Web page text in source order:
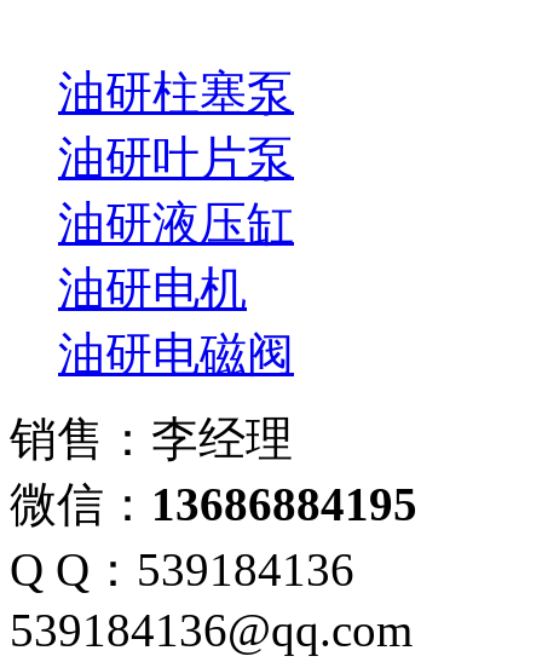
油研柱塞泵
油研叶片泵
油研液压缸
油研电机
油研电磁阀
销售：李经理
微信： 13686884195
Q Q：539184136
539184136@qq.com